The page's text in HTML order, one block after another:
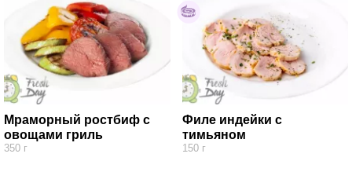
Мраморный ростбиф с
овощами гриль
350 г
Филе индейки с
тимьяном
150 г